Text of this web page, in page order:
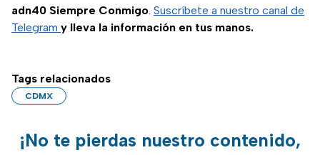
adn40 Siempre Conmigo. Suscríbete a nuestro canal de
Telegram y lleva la información en tus manos.
Tags relacionados
CDMX
¡No te pierdas nuestro contenido,